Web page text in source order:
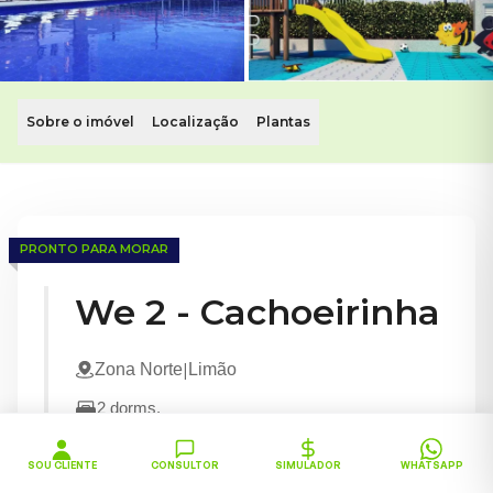
Sobre o imóvel Localização Plantas
Clube de lazer completo • Vaga na garagem
Conheça o We 2 Cachoeirinha. Este imóvel com
PRONTO PARA MORAR
We 2 - Cachoeirinha
Zona Norte| Limão
2 dorms.
Clube de lazer completo
Vaga na garagem
SOU CLIENTE CONSULTOR SIMULADOR WHATSAPP